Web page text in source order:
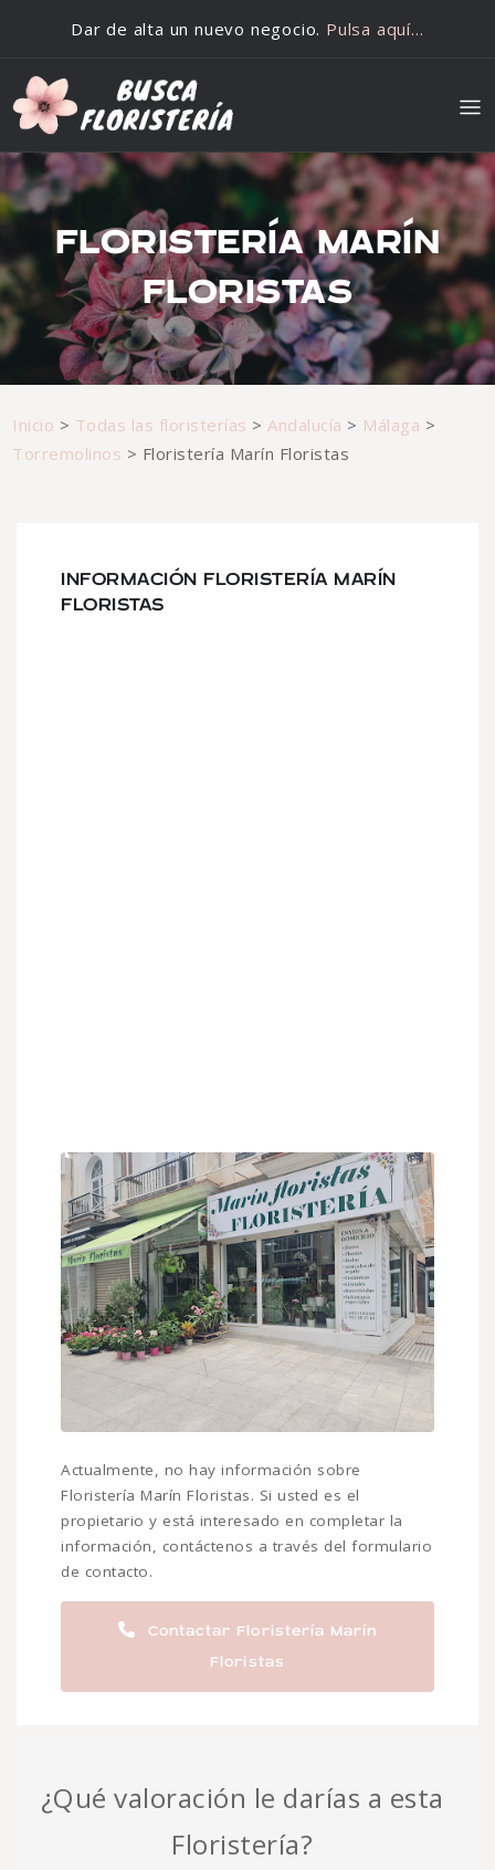
Dar de alta un nuevo negocio. Pulsa aquí…
FLORISTERÍA MARÍN
FLORISTAS
Inicio > Todas las floristerías > Andalucía > Málaga >
Torremolinos > Floristería Marín Floristas
INFORMACIÓN FLORISTERÍA MARÍN
FLORISTAS
Actualmente, no hay información sobre
Floristería Marín Floristas. Si usted es el
propietario y está interesado en completar la
información, contáctenos a través del formulario
de contacto.
Contactar Floristería Marín
Floristas
¿Qué valoración le darías a esta
Floristería?